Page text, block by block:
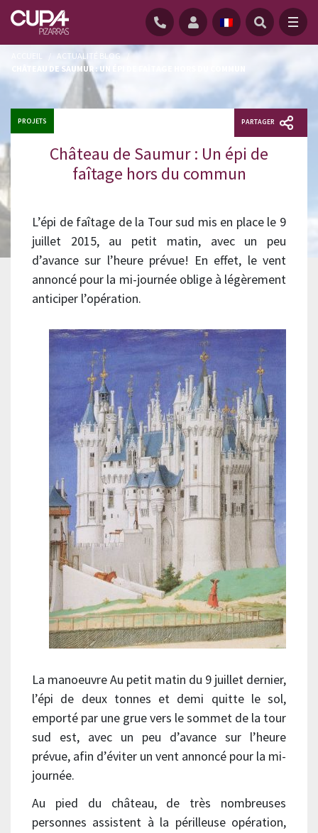
ACTUALITÉ BLOG /
CHÂTEAU DE SAUMUR : UN ÉPI DE FAÎTAGE HORS DU COMMUN
PROJETS PARTAGER
Château de Saumur : Un épi de
faîtage hors du commun
L’épi de faîtage de la Tour sud mis en place le 9
juillet 2015, au petit matin, avec un peu
d’avance sur l’heure prévue! En effet, le vent
annoncé pour la mi-journée oblige à légèrement
anticiper l’opération.
La manoeuvre Au petit matin du 9 juillet dernier,
l’épi de deux tonnes et demi quitte le sol,
emporté par une grue vers le sommet de la tour
sud est, avec un peu d’avance sur l’heure
prévue, afin d’éviter un vent annoncé pour la mi-
journée.
Au pied du château, de très nombreuses
personnes assistent à la périlleuse opération,